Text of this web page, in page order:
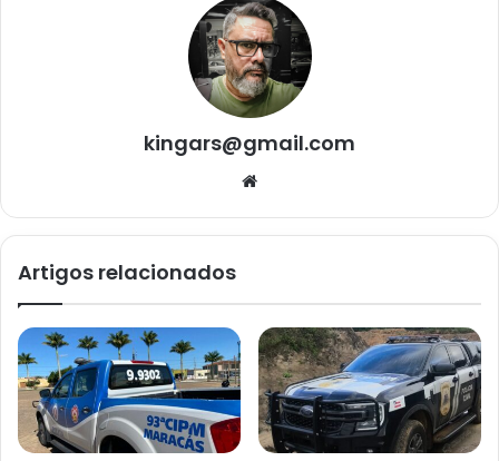
kingars@gmail.com
Artigos relacionados